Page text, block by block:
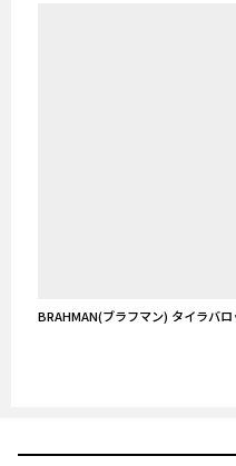
BRAHMAN(ブラフマン) タイラバロ